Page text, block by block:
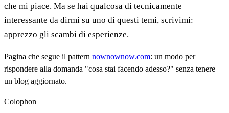
che mi piace. Ma se hai qualcosa di tecnicamente
interessante da dirmi su uno di questi temi, scrivimi:
apprezzo gli scambi di esperienze.
Pagina che segue il pattern nownownow.com: un modo per
rispondere alla domanda "cosa stai facendo adesso?" senza tenere
un blog aggiornato.
Colophon